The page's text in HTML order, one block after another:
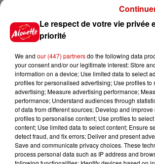
Relandeau, musée
Jeux
Gagnez vos
Festival du Roi
Le respect de votre vie privée
priorité
We and our (447) partnersdo the following data
your consent and/or our legitimate interest: Store
information on a device; Use limited data to select
profiles for personalised advertising; Use profiles to
advertising; Measure advertising performance;
performance; Understand audiences through
of data from different sources; Develop and
profiles to personalise content; Use profiles to
content; Use limited data to select content; Ensure
detect fraud, and fix errors; Deliver and present
Save and communicate privacy choices. These
process personal data such as IP address and